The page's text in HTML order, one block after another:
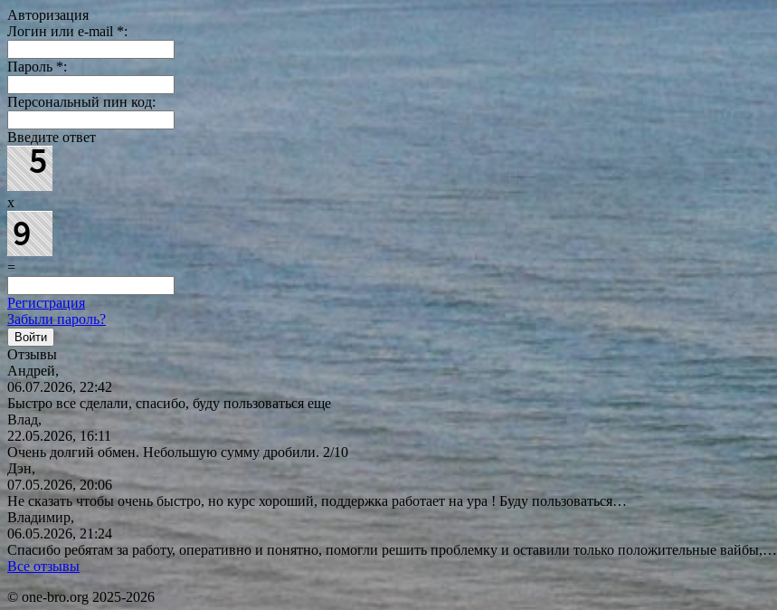
Авторизация
Логин или e-mail *:
Пароль *:
Персональный пин код:
Введите ответ
x
=
Регистрация
Забыли пароль?
Отзывы
Андрей,
06.07.2026, 22:42
Быстро все сделали, спасибо, буду пользоваться еще
Влад,
22.05.2026, 16:11
Очень долгий обмен. Небольшую сумму дробили. 2/10
Дэн,
07.05.2026, 20:06
Не сказать чтобы очень быстро, но курс хороший, поддержка работает на ура ! Буду пользоваться…
Владимир,
06.05.2026, 21:24
Спасибо ребятам за работу, оперативно и понятно, помогли решить проблемку и оставили только положительные вайбы,…
Все отзывы
© one-bro.org 2025-2026